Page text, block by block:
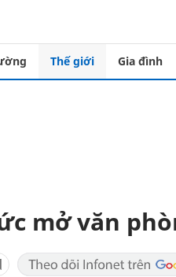
Thế giới Gia đình
mở văn